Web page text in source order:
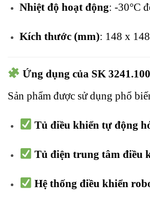
Nhiệt độ hoạt động: -30°C
Kích thước (mm): 148 x 148
Ứng dụng của SK
Sản phẩm được sử dụng phổ
Tủ điều khiển tự động
Tủ điện trung tâm điều
Hệ thống điều khiển